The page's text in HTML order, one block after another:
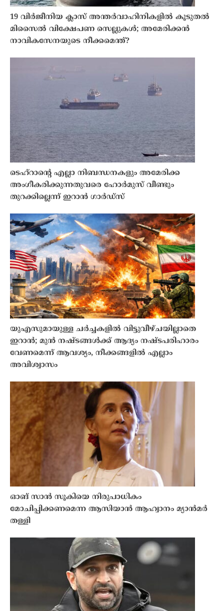
19 വിർജീനിയ ക്ലാസ് അന്തർവാഹിനികളിൽ കൂടുതൽ
മിസൈൽ വിക്ഷേപണ സെല്ലുകൾ; അമേരിക്കൻ
നാവികസേനയുടെ നീക്കമെന്ത്?
ടെഹ്‌റാൻ്റെ എല്ലാ നിബന്ധനകളും അമേരിക്ക
അംഗീകരിക്കുന്നതുവരെ ഹോർമുസ് വീണ്ടും
തുറക്കില്ലെന്ന് ഇറാൻ ഗാർഡ്സ്
യുഎസുമായുള്ള ചർച്ചകളിൽ വിട്ടുവീഴ്ചയില്ലാതെ
ഇറാൻ; മുൻ നഷ്ടങ്ങൾക്ക് ആദ്യം നഷ്ടപരിഹാരം
വേണമെന്ന് ആവശ്യം, നീക്കങ്ങളിൽ എല്ലാം
അവിശ്വാസം
ഓങ് സാൻ സൂകിയെ നിരുപാധികം
മോചിപ്പിക്കണമെന്ന ആസിയാൻ ആഹ്വാനം മ്യാൻമർ
തള്ളി